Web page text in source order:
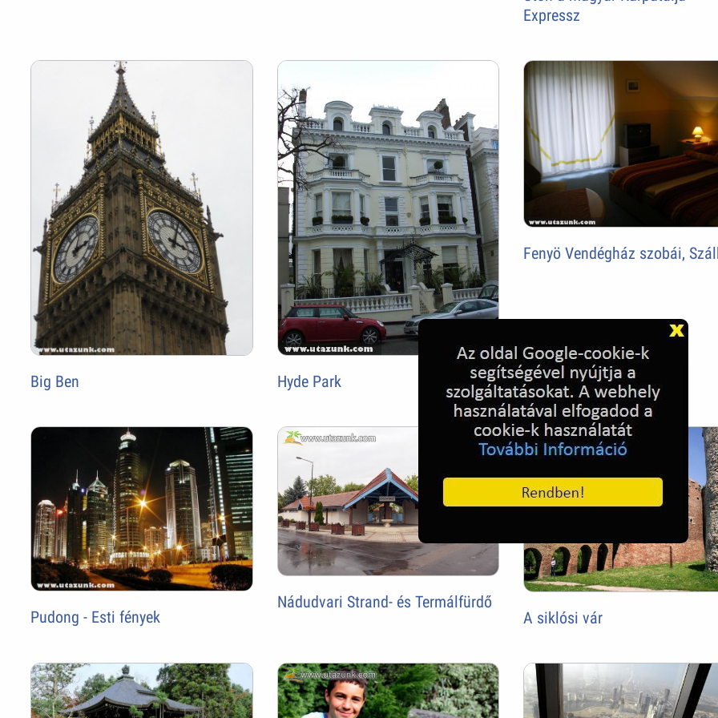
Expressz
Big Ben Hyde Park
Fenyö Vendégház szobái,
Pudong - Esti fények
Nádudvari Strand- és Termálfürdő
A siklósi vár